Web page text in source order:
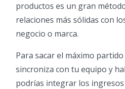
productos es un gran
relaciones más sólidas con
negocio o marca.
Para sacar el máximo
sincroniza con tu equipo y
podrías integrar los